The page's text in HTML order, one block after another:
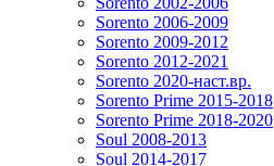
Sorento 2006-2009
Sorento 2009-2012
Sorento 2012-2021
Sorento 2020-наст.вр.
Sorento Prime 2015-2018
Sorento Prime 2018-2020
Soul 2008-2013
Soul 2014-2017